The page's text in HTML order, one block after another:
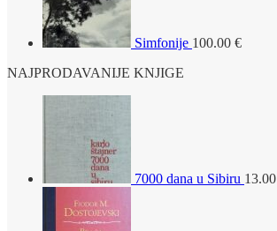
Simfonije 100.00 €
NAJPRODAVANIJE KNJIGE
7000 dana u Sibiru 13.00